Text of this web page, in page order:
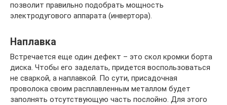
позволит правильно подобрать мощность
электродугового аппарата (инвертора).
Наплавка
Встречается еще один дефект – это скол кромки борта
диска. Чтобы его заделать, придется воспользоваться
не сваркой, а наплавкой. По сути, присадочная
проволока своим расплавленным металлом будет
заполнять отсутствующую часть послойно. Для этого